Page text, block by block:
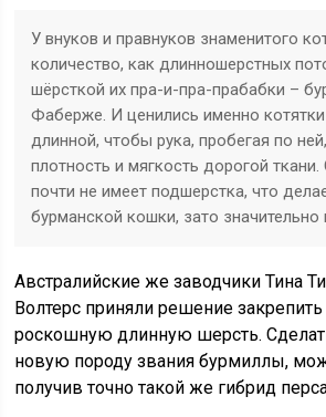
У внуков и правнуков знаменитого
количество, как длинношерстных
шёрсткой их пра-и-пра-прабабки –
Фаберже. И ценились именно
длинной, чтобы рука, пробегая по
плотность и мягкость дорогой
почти не имеет подшерстка, что
бурманской кошки, зато значительно
Австралийские же заводчики Тина
Волтерс приняли решение
роскошную длинную шерсть.
новую породу звания бурмиллы,
получив точно такой же гибрид